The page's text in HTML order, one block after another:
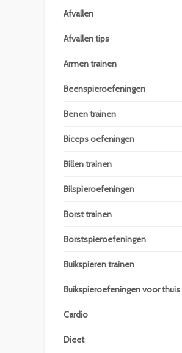
Afvallen
Afvallen tips
Armen trainen
Beenspieroefeningen
Benen trainen
Biceps oefeningen
Billen trainen
Bilspieroefeningen
Borst trainen
Borstspieroefeningen
Buikspieren trainen
Buikspieroefeningen voor thuis
Cardio
Dieet